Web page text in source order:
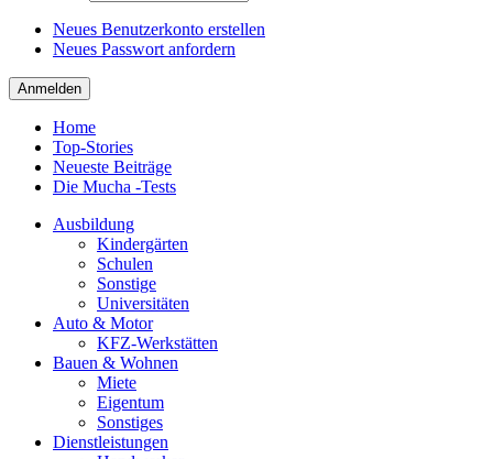
Neues Benutzerkonto erstellen
Neues Passwort anfordern
Home
Top-Stories
Neueste Beiträge
Die Mucha -Tests
Ausbildung
Kindergärten
Schulen
Sonstige
Universitäten
Auto & Motor
KFZ-Werkstätten
Bauen & Wohnen
Miete
Eigentum
Sonstiges
Dienstleistungen